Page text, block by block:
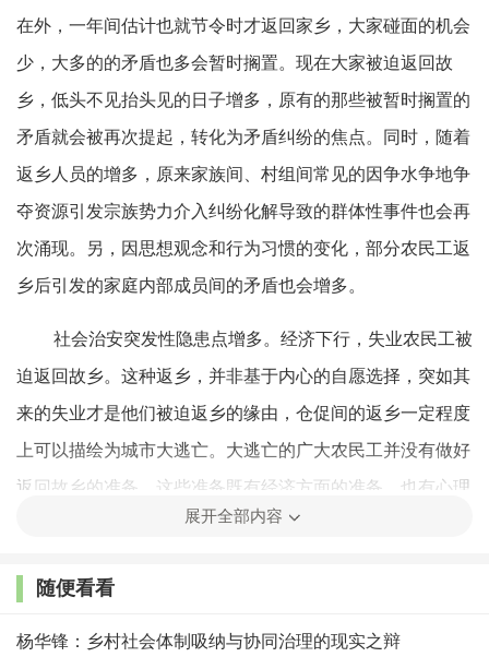
在外，一年间估计也就节令时才返回家乡，大家碰面的机会
少，大多的的矛盾也多会暂时搁置。现在大家被迫返回故
乡，低头不见抬头见的日子增多，原有的那些被暂时搁置的
矛盾就会被再次提起，转化为矛盾纠纷的焦点。同时，随着
返乡人员的增多，原来家族间、村组间常见的因争水争地争
夺资源引发宗族势力介入纠纷化解导致的群体性事件也会再
次涌现。另，因思想观念和行为习惯的变化，部分农民工返
乡后引发的家庭内部成员间的矛盾也会增多。
社会治安突发性隐患点增多。经济下行，失业农民工被
迫返回故乡。这种返乡，并非基于内心的自愿选择，突如其
来的失业才是他们被迫返乡的缘由，仓促间的返乡一定程度
上可以描绘为城市大逃亡。大逃亡的广大农民工并没有做好
返回故乡的准备，这些准备既有经济方面的准备，也有心理
方面的准备。这场仓促间的人员返乡大挪移，短期内带来的
来看给广大乡村带来的治安问题影响已经形成，随时会集中
爆发。如失业的农民工在故乡无法再就业，没了打工收入，
展开全部内容
随便看看
杨华锋：乡村社会体制吸纳与协同治理的现实之辩